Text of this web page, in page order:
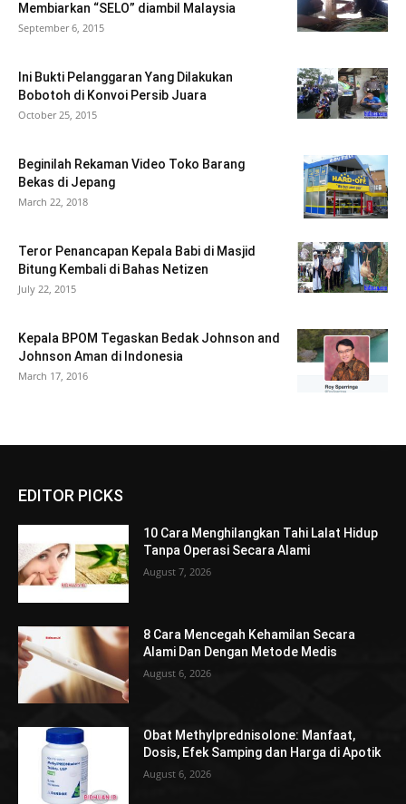
Membiarkan “SELO” diambil Malaysia
September 6, 2015
Ini Bukti Pelanggaran Yang Dilakukan
Bobotoh di Konvoi Persib Juara
October 25, 2015
Beginilah Rekaman Video Toko Barang
Bekas di Jepang
March 22, 2018
Teror Penancapan Kepala Babi di Masjid
Bitung Kembali di Bahas Netizen
July 22, 2015
Kepala BPOM Tegaskan Bedak Johnson and
Johnson Aman di Indonesia
March 17, 2016
EDITOR PICKS
10 Cara Menghilangkan Tahi Lalat Hidup
Tanpa Operasi Secara Alami
August 7, 2026
8 Cara Mencegah Kehamilan Secara
Alami Dan Dengan Metode Medis
August 6, 2026
Obat Methylprednisolone: Manfaat,
Dosis, Efek Samping dan Harga di Apotik
August 6, 2026